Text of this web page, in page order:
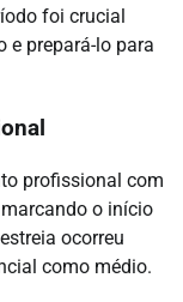
foi crucial
e prepará-lo para
profissional com
o início
ocorreu
como médio.